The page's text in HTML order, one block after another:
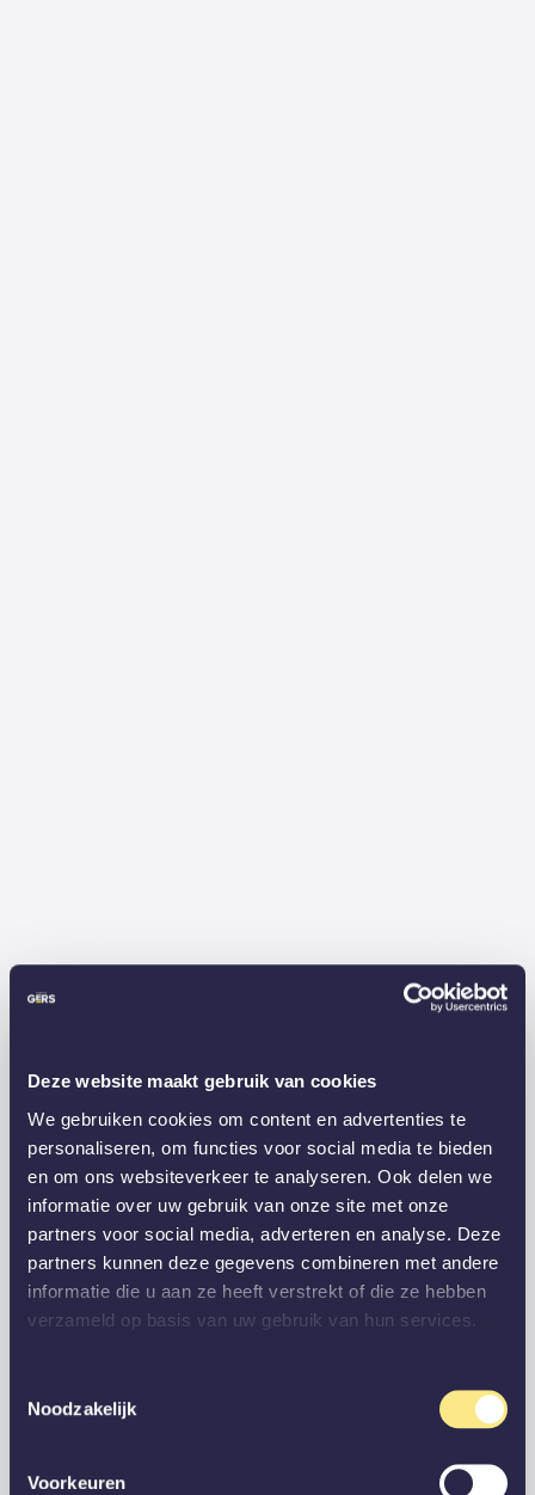
Deze website maakt gebruik van cookies
We gebruiken cookies om content en advertenties te
personaliseren, om functies voor social media te bieden
en om ons websiteverkeer te analyseren. Ook delen we
informatie over uw gebruik van onze site met onze
partners voor social media, adverteren en analyse. Deze
partners kunnen deze gegevens combineren met andere
informatie die u aan ze heeft verstrekt of die ze hebben
verzameld op basis van uw gebruik van hun services.
Noodzakelijk
Voorkeuren